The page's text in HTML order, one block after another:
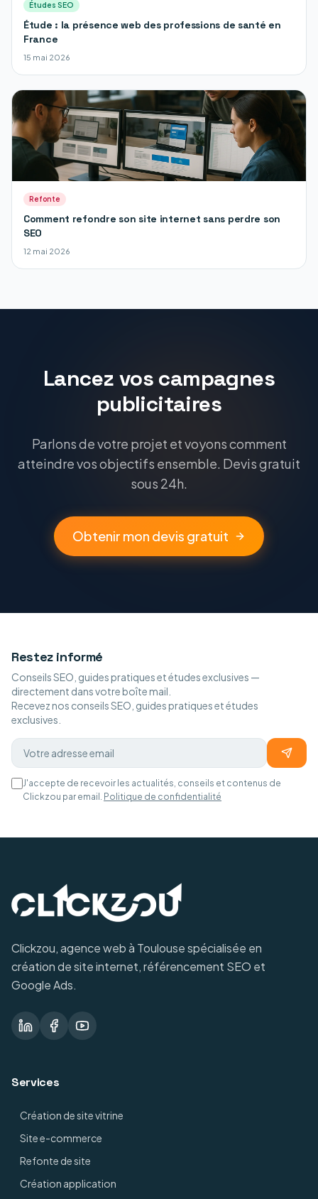
Études SEO
Étude : la présence web des professions de santé en
France
15 mai 2026
Refonte
Comment refondre son site internet sans perdre son
SEO
12 mai 2026
Lancez vos campagnes
publicitaires
Parlons de votre projet et voyons comment
atteindre vos objectifs ensemble. Devis gratuit
sous 24h.
Obtenir mon devis gratuit
Restez informé
Conseils SEO, guides pratiques et études exclusives —
directement dans votre boîte mail.
Recevez nos conseils SEO, guides pratiques et études
exclusives.
J'accepte de recevoir les actualités, conseils et contenus de
Clickzou par email. Politique de confidentialité
Clickzou, agence web à Toulouse spécialisée en
création de site internet, référencement SEO et
Google Ads.
Services
Création de site vitrine
Site e-commerce
Refonte de site
Création application